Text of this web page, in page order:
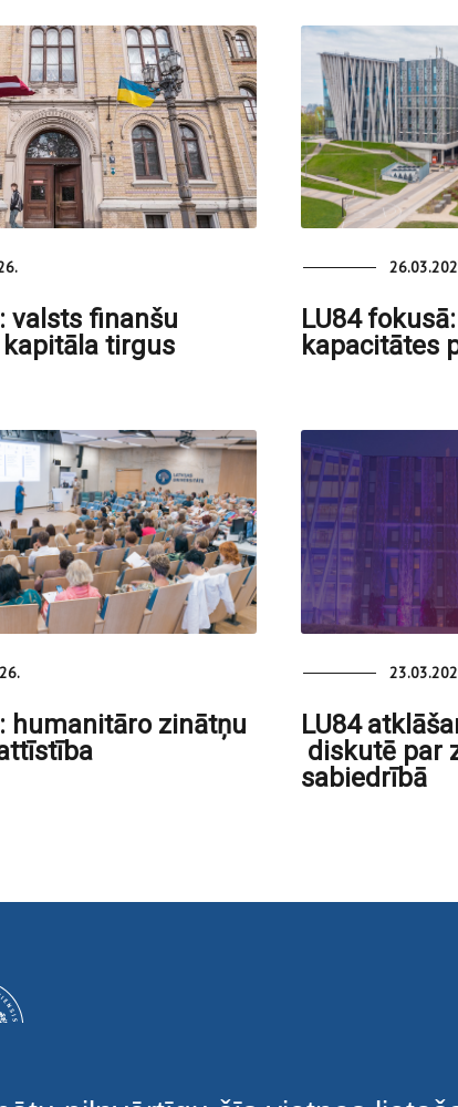
valsts finanšu
tirgus
LU84
kapacitātes
humanitāro zinātņu
LU84
diskutē par
sabiedrībā